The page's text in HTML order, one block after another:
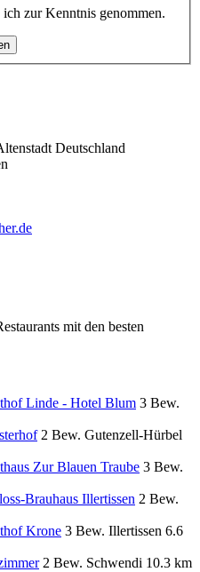
ich zur Kenntnis genommen.
Deutschland
mit den besten
Linde - Hotel Blum 3 Bew.
2 Bew. Gutenzell-Hürbel
Zur Blauen Traube 3 Bew.
Brauhaus Illertissen 2 Bew.
Krone 3 Bew. Illertissen 6.6
2 Bew. Schwendi 10.3 km